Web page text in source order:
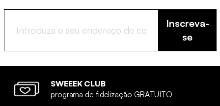
Inscreva-
se
SWEEEK CLUB
programa de fidelização GRATUITO